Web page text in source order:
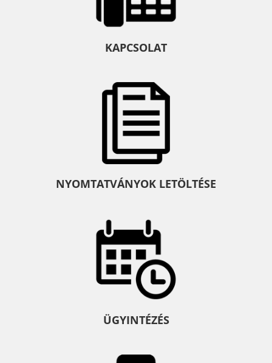
KAPCSOLAT
NYOMTATVÁNYOK LETÖLTÉSE
ÜGYINTÉZÉS